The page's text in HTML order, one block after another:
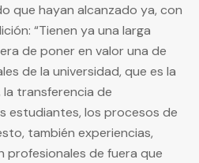
que hayan alcanzado ya, con
“Tienen ya una larga
de poner en valor una de
de la universidad, que es la
transferencia de
estudiantes, los procesos de
también experiencias,
profesionales de fuera que